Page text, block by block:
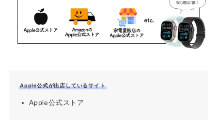
Apple公式が出店しているサイト
Apple公式ストア